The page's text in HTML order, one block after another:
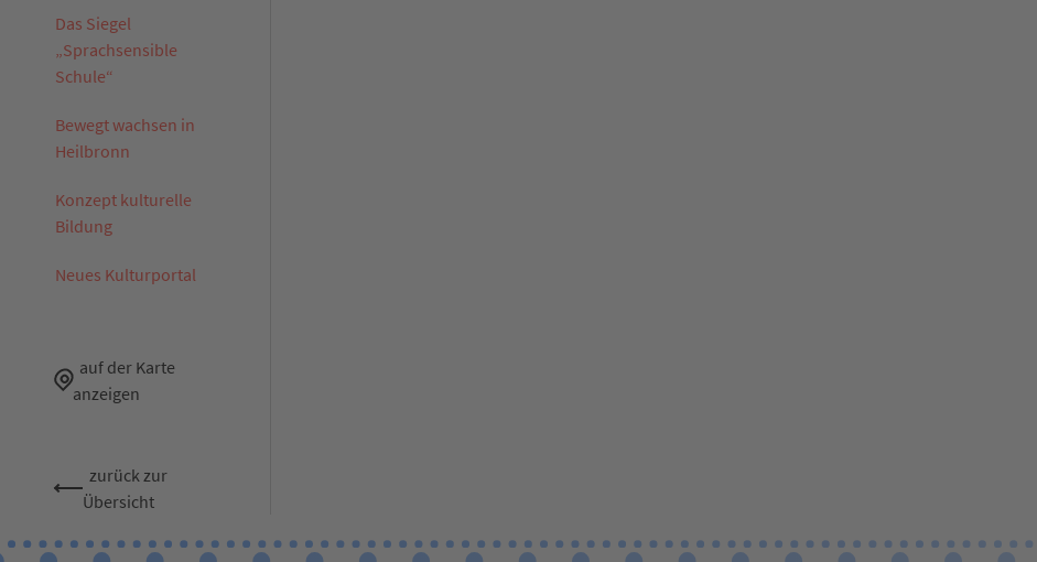
Das Siegel
„Sprachsensible
Schule“
Bewegt wachsen in
Heilbronn
Konzept kulturelle
Bildung
Neues Kulturportal
auf der Karte
anzeigen
zurück zur
Übersicht